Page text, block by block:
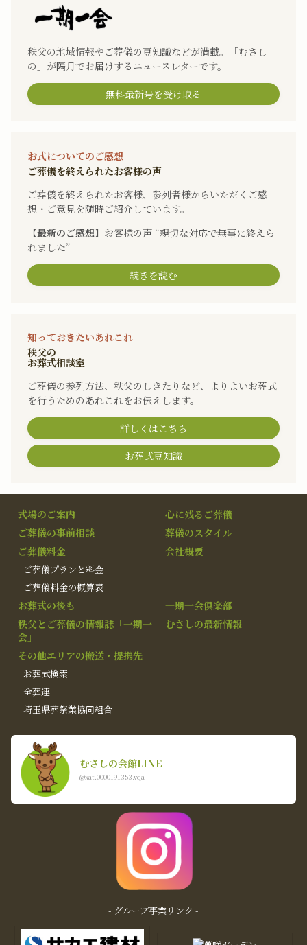
秩父の地域情報やご葬儀の豆知識などが満載。「むさし
の」が隔月でお届けするニュースレターです。
無料最新号を受け取る
お式についてのご感想
ご葬儀を終えられたお客様の声
ご葬儀を終えられたお客様、参列者様からいただくご感
想・ご意見を随時ご紹介しています。
【最新のご感想】 お客様の声 “親切な対応で無事に終えら
れました”
続きを読む
知っておきたいあれこれ
秩父の
お葬式相談室
ご葬儀の参列方法、秩父のしきたりなど、よりよいお葬式
を行うためのあれこれをお伝えします。
詳しくはこちら
お葬式豆知識
式場のご案内
心に残るご葬儀
ご葬儀の事前相談
葬儀のスタイル
ご葬儀料金
ご葬儀プランと料金
ご葬儀料金の概算表
会社概要
お葬式の後も
一期一会倶楽部
秩父とご葬儀の情報誌「一期一
会」
むさしの最新情報
その他エリアの搬送・提携先
お葬式検索
全葬連
埼玉県葬祭業協同組合
むさしの会館LINE
@xat.0000191353.vqa
- グループ事業リンク -